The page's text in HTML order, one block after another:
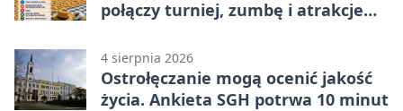
połączy turniej, zumbę i atrakcje
4 sierpnia 2026
Ostrołęczanie mogą ocenić jakość
życia. Ankieta SGH potrwa 10 minut